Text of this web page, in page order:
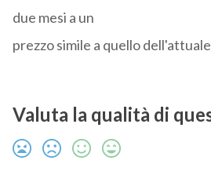
due mesi a un
prezzo simile a quello
Valuta la qualità di